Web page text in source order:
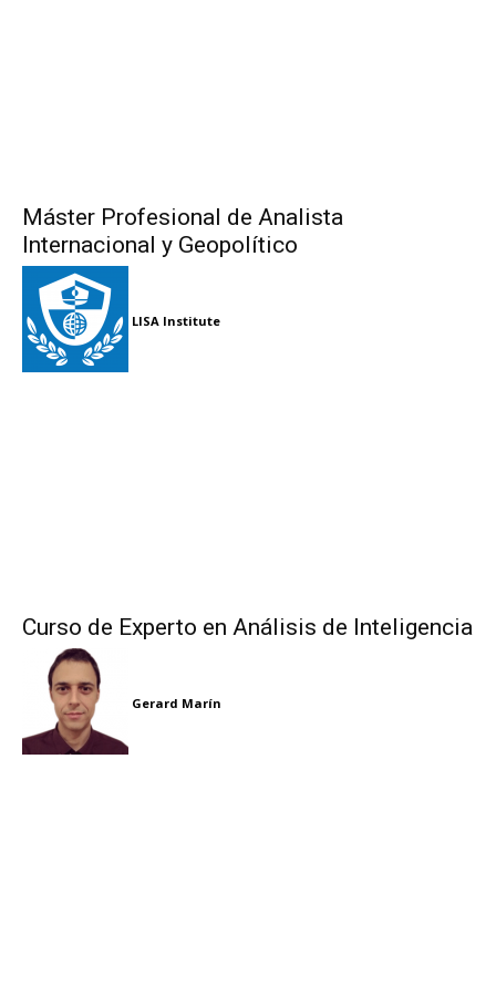
Máster Profesional de Analista
Internacional y Geopolítico
LISA Institute
Curso de Experto en Análisis de Inteligencia
Gerard Marín